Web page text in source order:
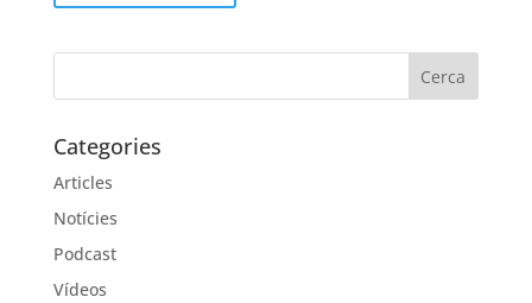
Categories
Articles
Notícies
Podcast
Vídeos